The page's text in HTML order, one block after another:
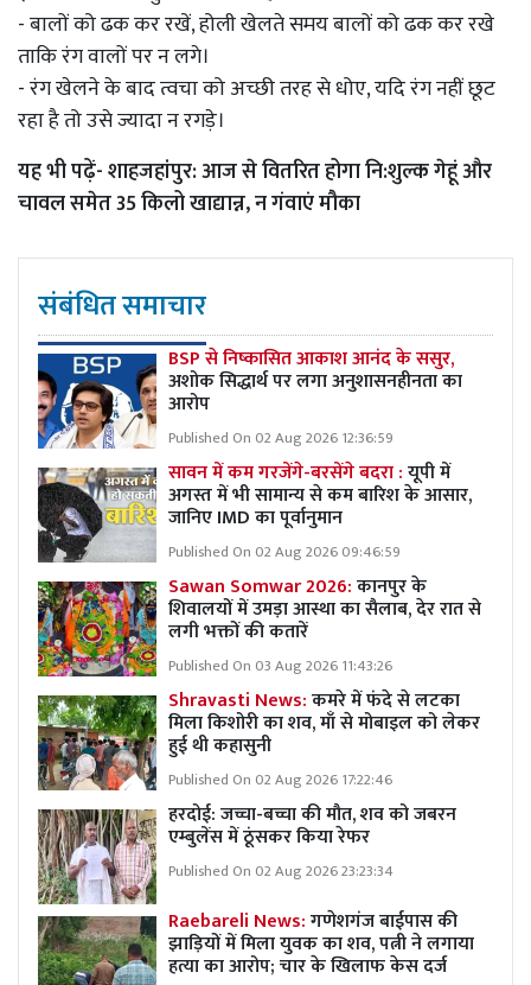
- बालों को ढक कर रखें, होली खेलते समय बालों को ढक कर रखे
ताकि रंग वालों पर न लगे।
- रंग खेलने के बाद त्वचा को अच्छी तरह से धोए, यदि रंग नहीं छूट
रहा है तो उसे ज्यादा न रगड़े।
यह भी पढ़ें-शाहजहांपुर: आज से वितरित होगा नि:शुल्क गेहूं और
चावल समेत 35 किलो खाद्यान्न, न गंवाएं मौका
संबंधित समाचार
BSP से निष्कासित आकाश आनंद के ससुर,
अशोक सिद्धार्थ पर लगा अनुशासनहीनता का
आरोप
Published On 02 Aug 2026 12:36:59
सावन में कम गरजेंगे-बरसेंगे बदरा :यूपी में
अगस्त में भी सामान्य से कम बारिश के आसार,
जानिए IMD का पूर्वानुमान
Published On 02 Aug 2026 09:46:59
Sawan Somwar 2026:कानपुर के
शिवालयों में उमड़ा आस्था का सैलाब, देर रात से
लगी भक्तों की कतारें
Published On 03 Aug 2026 11:43:26
Shravasti News:कमरे में फंदे से लटका
मिला किशोरी का शव, माँ से मोबाइल को लेकर
हुई थी कहासुनी
Published On 02 Aug 2026 17:22:46
हरदोई: जच्चा-बच्चा की मौत, शव को जबरन
एम्बुलेंस में ठूंसकर किया रेफर
Published On 02 Aug 2026 23:23:34
Raebareli News:गणेशगंज बाईपास की
झाड़ियों में मिला युवक का शव, पत्नी ने लगाया
हत्या का आरोप; चार के खिलाफ केस दर्ज